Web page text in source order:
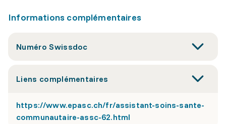
Informations complémentaires
Numéro Swissdoc
Liens complémentaires
https://www.epasc.ch/fr/assistant-soins-sante-
communautaire-assc-62.html